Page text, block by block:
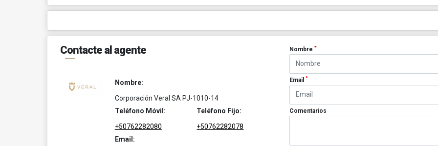
Contacte al agente
Nombre:
Corporación Veral SA PJ-1010-14
Teléfono Móvil:
+50762282080
Teléfono Fijo:
+50762282078
Email:
Nombre*
Email*
Comentarios